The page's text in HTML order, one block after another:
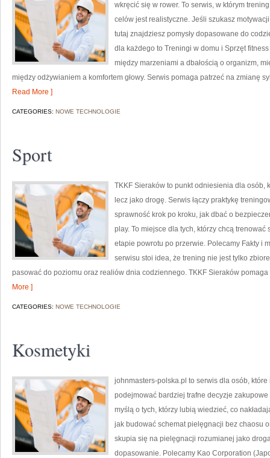
wkręcić się w rower. To serwis, w którym
celów jest realistyczne. Jeśli szukasz
tutaj znajdziesz pomysły dopasowane do
dla każdego to Treningi w domu i Sprzęt
między marzeniami a dbałością o organizm,
między odżywianiem a komfortem głowy. Serwis pomaga patrzeć na zmianę
Read More ]
CATEGORIES: NOWE TECHNOLOGIE
Sport
TKKF Sieraków to punkt odniesienia dla osób,
lecz jako drogę. Serwis łączy praktykę
sprawność krok po kroku, jak dbać o
play. To miejsce dla tych, którzy chcą
etapie powrotu po przerwie. Polecamy Fakty i
serwisu stoi idea, że trening nie jest tylko
pasować do poziomu oraz realiów dnia codziennego. TKKF Sieraków pomaga
More ]
CATEGORIES: NOWE TECHNOLOGIE
Kosmetyki
johnmasters-polska.pl to serwis dla osób,
podejmować bardziej trafne decyzje
myślą o tych, którzy lubią wiedzieć, co
jak budować schemat pielęgnacji bez chaosu
skupia się na pielęgnacji rozumianej jako
dopasowanie. Polecamy Kao Corporation